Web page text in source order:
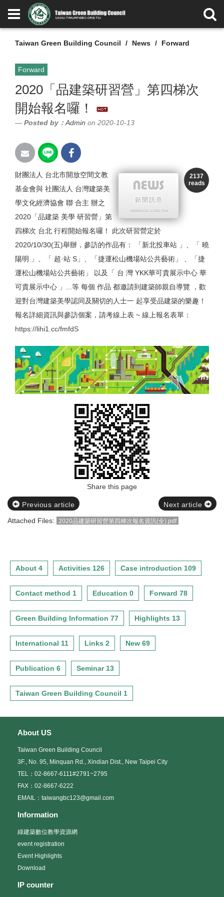
Taiwan Green Building Council News Forward
Forward
2020「品建築研習營」第四梯次
開始報名囉！
Posted by： Admin on 2020-10-13
2137
reads
財團法人 台北市開放空間文教
基金會與 社團法人 台灣建築美
學文化經濟協會 聯 合主 辦之
2020「品建築 美學 研習營」第
四梯次 台北 行程開始報名囉！ 此次研習營定於
2020/10/30(五)舉辦，參訪的作品有： 「新北投車站 」、「 曉
陽明 」、「 超·站 S」、「捷運松山機場站公共藝術」 、「捷
運松山機場站公共藝術」 以及「 台 灣 YKK華可貴展示中心 華
可貴展示中心 」...等 每個 作品 都邀請到建築師親自導覽 ，歡
迎對台灣建築美學認同及關切的人士一 起享受品建築的樂趣！
報名詳細資訊與參訪個案，請考線上表 ~ 線上報名表單：
https://lihi1.cc/fmfdS
Share this page
Previous article
Next article
Attached Files:
2020品建築研習營第四梯次報名資訊(全).pdf
About 4 Activities 126 Case introduction 109
Contact method 1 Education 0 Forward 78
Green Building Information 77 Highlights 13
International 11 Links 2 New 69
Publication 6 Seminar 13
Taiwan Green Building Council 1
About US
Taiwan Green Building Council
3F., No. 95, Minquan Rd., Xindian Dist., New Taipei City
TEL：02-8667-6111#2791~2795
FAX：02-8667-6222
EMAIL：taiwangbc123@gmail.com
Information
綠建築數位教學資源網
event registration
Event Highlights
Download
IP counter